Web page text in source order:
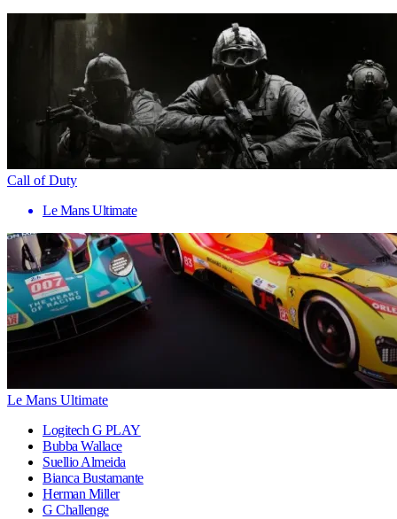
Call of Duty
Le Mans Ultimate
Le Mans Ultimate
Logitech G PLAY
Bubba Wallace
Suellio Almeida
Bianca Bustamante
Herman Miller
G Challenge